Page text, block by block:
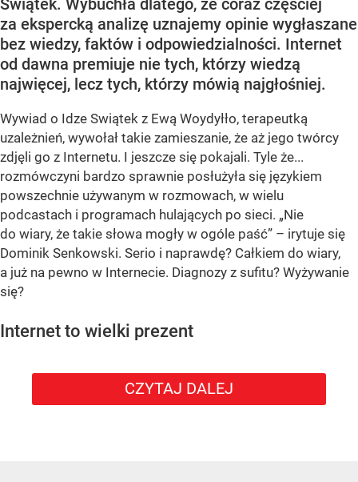
Świątek. Wybuchła dlatego, że coraz częściej
za ekspercką analizę uznajemy opinie wygłaszane
bez wiedzy, faktów i odpowiedzialności. Internet
od dawna premiuje nie tych, którzy wiedzą
najwięcej, lecz tych, którzy mówią najgłośniej.
Wywiad o Idze Swiątek z Ewą Woydyłło, terapeutką
uzależnień, wywołał takie zamieszanie, że aż jego twórcy
zdjęli go z Internetu. I jeszcze się pokajali. Tyle że...
rozmówczyni bardzo sprawnie posłużyła się językiem
powszechnie używanym w rozmowach, w wielu
podcastach i programach hulających po sieci. „Nie
do wiary, że takie słowa mogły w ogóle paść” – irytuje się
Dominik Senkowski. Serio i naprawdę? Całkiem do wiary,
a już na pewno w Internecie. Diagnozy z sufitu? Wyżywanie
się?
Internet to wielki prezent
CZYTAJ DALEJ